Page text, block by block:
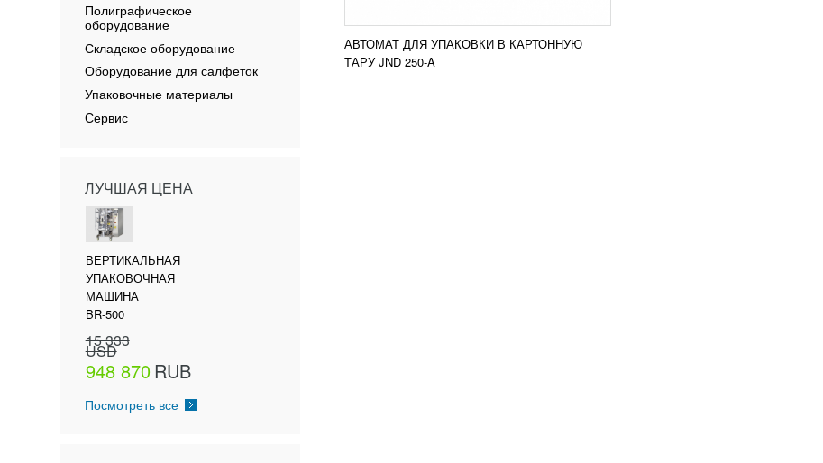
АВТОМАТ ДЛЯ УПАКОВКИ В КАРТОННУЮ
ТАРУ JND 250-A
Полиграфическое
оборудование
Складское оборудование
Оборудование для салфеток
Упаковочные материалы
Сервис
ЛУЧШАЯ ЦЕНА
ВЕРТИКАЛЬНАЯ
УПАКОВОЧНАЯ
МАШИНА
BR-500
15 333
USD
948 870RUB
Посмотреть все